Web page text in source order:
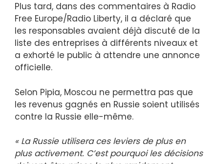
Plus tard, dans des commentaires à Radio
Free Europe/Radio Liberty, il a déclaré que
les responsables avaient déjà discuté de la
liste des entreprises à différents niveaux et
a exhorté le public à attendre une annonce
officielle.
Selon Pipia, Moscou ne permettra pas que
les revenus gagnés en Russie soient utilisés
contre la Russie elle-même.
« La Russie utilisera ces leviers de plus en
plus activement. C’est pourquoi les décisions